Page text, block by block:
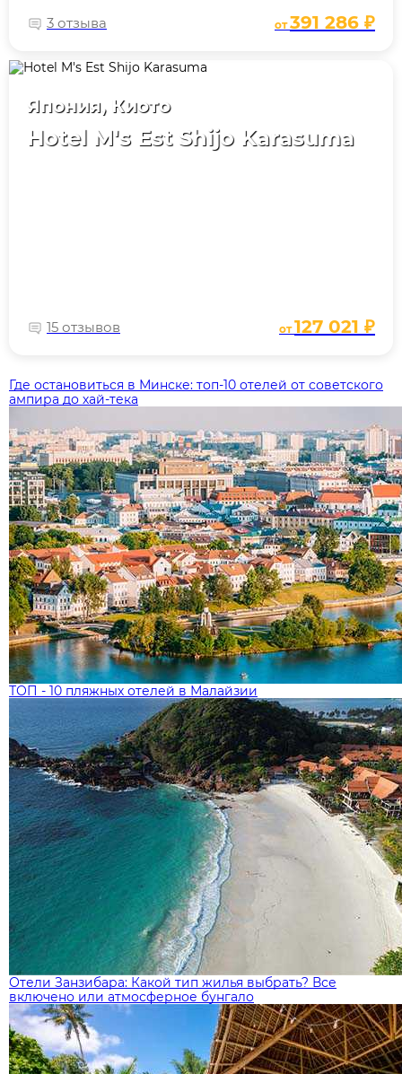
3 отзыва от391 286 ₽
Япония, Киото
Hotel M's Est Shijo Karasuma
15 отзывов от127 021 ₽
Где остановиться в Минске: топ‑10 отелей от советского
ампира до хай‑тека
ТОП - 10 пляжных отелей в Малайзии
Отели Занзибара: Какой тип жилья выбрать? Все
включено или атмосферное бунгало